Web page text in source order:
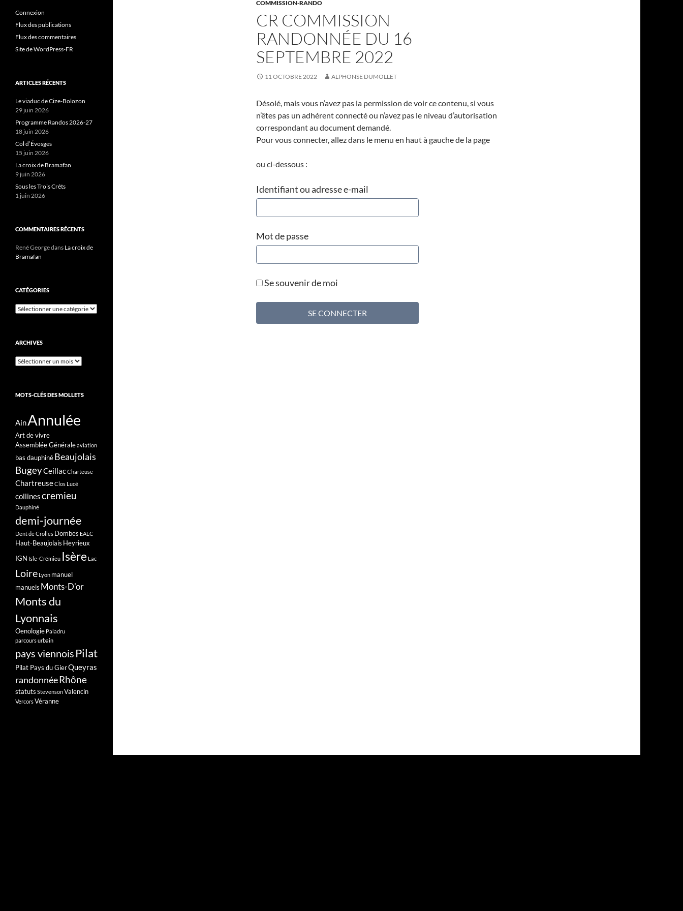
COMMISSION-RANDO
CR COMMISSION
RANDONNÉE DU 16
SEPTEMBRE 2022
11 OCTOBRE 2022 ALPHONSE DUMOLLET
Désolé, mais vous n’avez pas la permission de voir ce contenu, si vous
n’êtes pas un adhérent connecté ou n’avez pas le niveau d’autorisation
correspondant au document demandé.
Pour vous connecter, allez dans le menu en haut à gauche de la page
ou ci-dessous :
Identifiant ou adresse e-mail
Mot de passe
Se souvenir de moi
Connexion
Flux des publications
Flux des commentaires
Site de WordPress-FR
ARTICLES RÉCENTS
Le viaduc de Cize-Bolozon
29 juin 2026
Programme Randos 2026-27
18 juin 2026
Col d’Évosges
15 juin 2026
La croix de Bramafan
9 juin 2026
Sous les Trois Crêts
1 juin 2026
COMMENTAIRES RÉCENTS
René Georgedans La croix de
Bramafan
CATÉGORIES
Catégories
ARCHIVES
Archives
MOTS-CLÉS DES MOLLETS
AinAnnulée
Art de vivre
Assemblée Généraleaviation
bas dauphinéBeaujolais
BugeyCeillacCharteuse
ChartreuseClos Lucé
collinescremieu
Dauphiné
demi-journée
Dent de Crolles Dombes EALC
Haut-Beaujolais Heyrieux
IGN Isle-Crémieu Isère Lac
Loire Lyon manuel
manuels Monts-D'or
Monts du
Lyonnais
Oenologie Paladru
parcours urbain
pays viennois Pilat
Pilat Pays du GierQueyras
randonnéeRhône
statuts StevensonValencin
VercorsVéranne